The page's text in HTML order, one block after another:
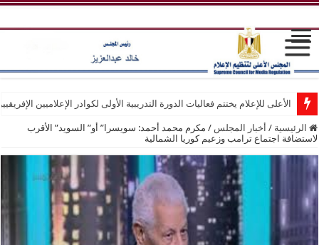
الأعلى للإعلام يختتم فعاليات الدورة التدريبية الأولى لكوادر الإعلاميين
الرئيسية / أخبار المجلس / مكرم محمد أحمد: سويسرا” أو” السويد” الأقرب
لاستضافة اجتماع ترامب وزعيم كوريا الشمالية